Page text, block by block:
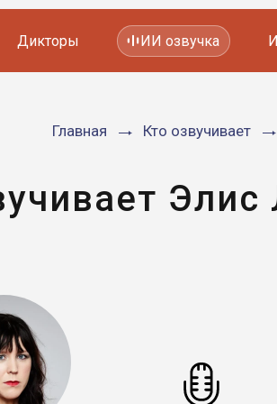
Мультфильмов
Дикторы ИИ озвучка
Главная Кто озвучивает
Элис